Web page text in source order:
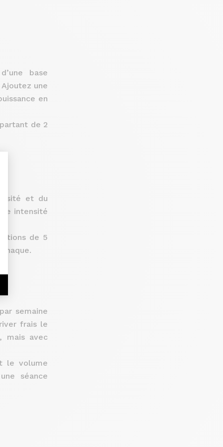
Your Options
base
une
en
de 2
et du
intensité
de 5
semaine
frais le
mais avec
le volume
séance